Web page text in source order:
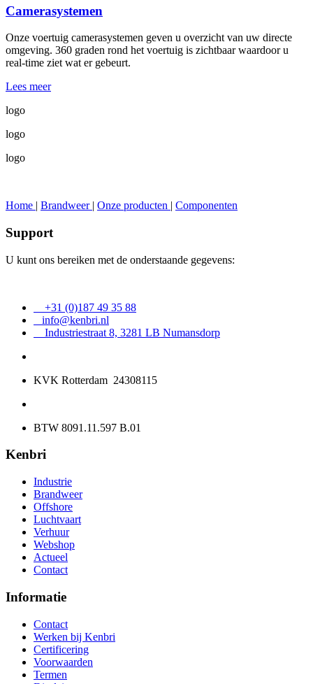
Camerasystemen
Onze voertuig camerasystemen geven u overzicht van uw directe
omgeving. 360 graden rond het voertuig is zichtbaar waardoor u
real-time ziet wat er gebeurt.
Lees meer
logo
logo
logo
Home | Brandweer | Onze producten | Componenten
Support
U kunt ons bereiken met de onderstaande gegevens:
+31 (0)187 49 35 88
info@kenbri.nl
Industriestraat 8, 3281 LB Numansdorp
KVK Rotterdam 24308115
BTW 8091.11.597 B.01
Kenbri
Industrie
Brandweer
Offshore
Luchtvaart
Verhuur
Webshop
Actueel
Contact
Informatie
Contact
Werken bij Kenbri
Certificering
Voorwaarden
Termen